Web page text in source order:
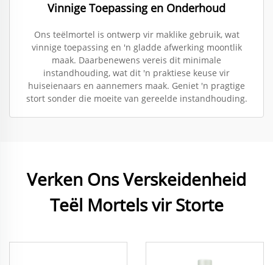
Vinnige Toepassing en Onderhoud
Ons teëlmortel is ontwerp vir maklike gebruik, wat
vinnige toepassing en 'n gladde afwerking moontlik
maak. Daarbenewens vereis dit minimale
instandhouding, wat dit 'n praktiese keuse vir
huiseienaars en aannemers maak. Geniet 'n pragtige
stort sonder die moeite van gereelde instandhouding.
Verken Ons Verskeidenheid
Teël Mortels vir Storte